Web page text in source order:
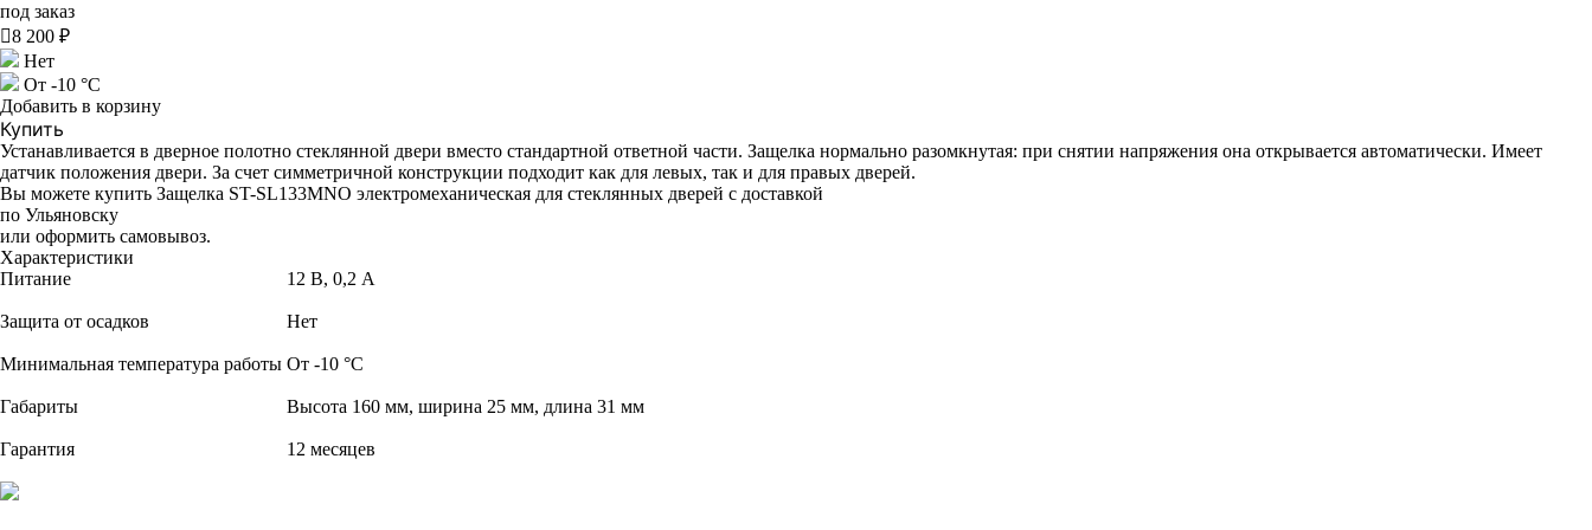
под заказ
8 200 ₽
Нет
От -10 °C
Добавить в корзину
Купить
Устанавливается в дверное полотно стеклянной двери вместо стандартной ответной части. Защелка нормально разомкнутая: при снятии напряжения она открывается автоматически. Имеет
датчик положения двери. За счет симметричной конструкции подходит как для левых, так и для правых дверей.
Вы можете купить Защелка ST-SL133MNO электромеханическая для стеклянных дверей с доставкой
по Ульяновску
или оформить самовывоз.
Характеристики
Питание
12 В, 0,2 А
Защита от осадков Нет
Минимальная температура работы От -10 °C
Габариты Высота 160 мм, ширина 25 мм, длина 31 мм
Гарантия 12 месяцев